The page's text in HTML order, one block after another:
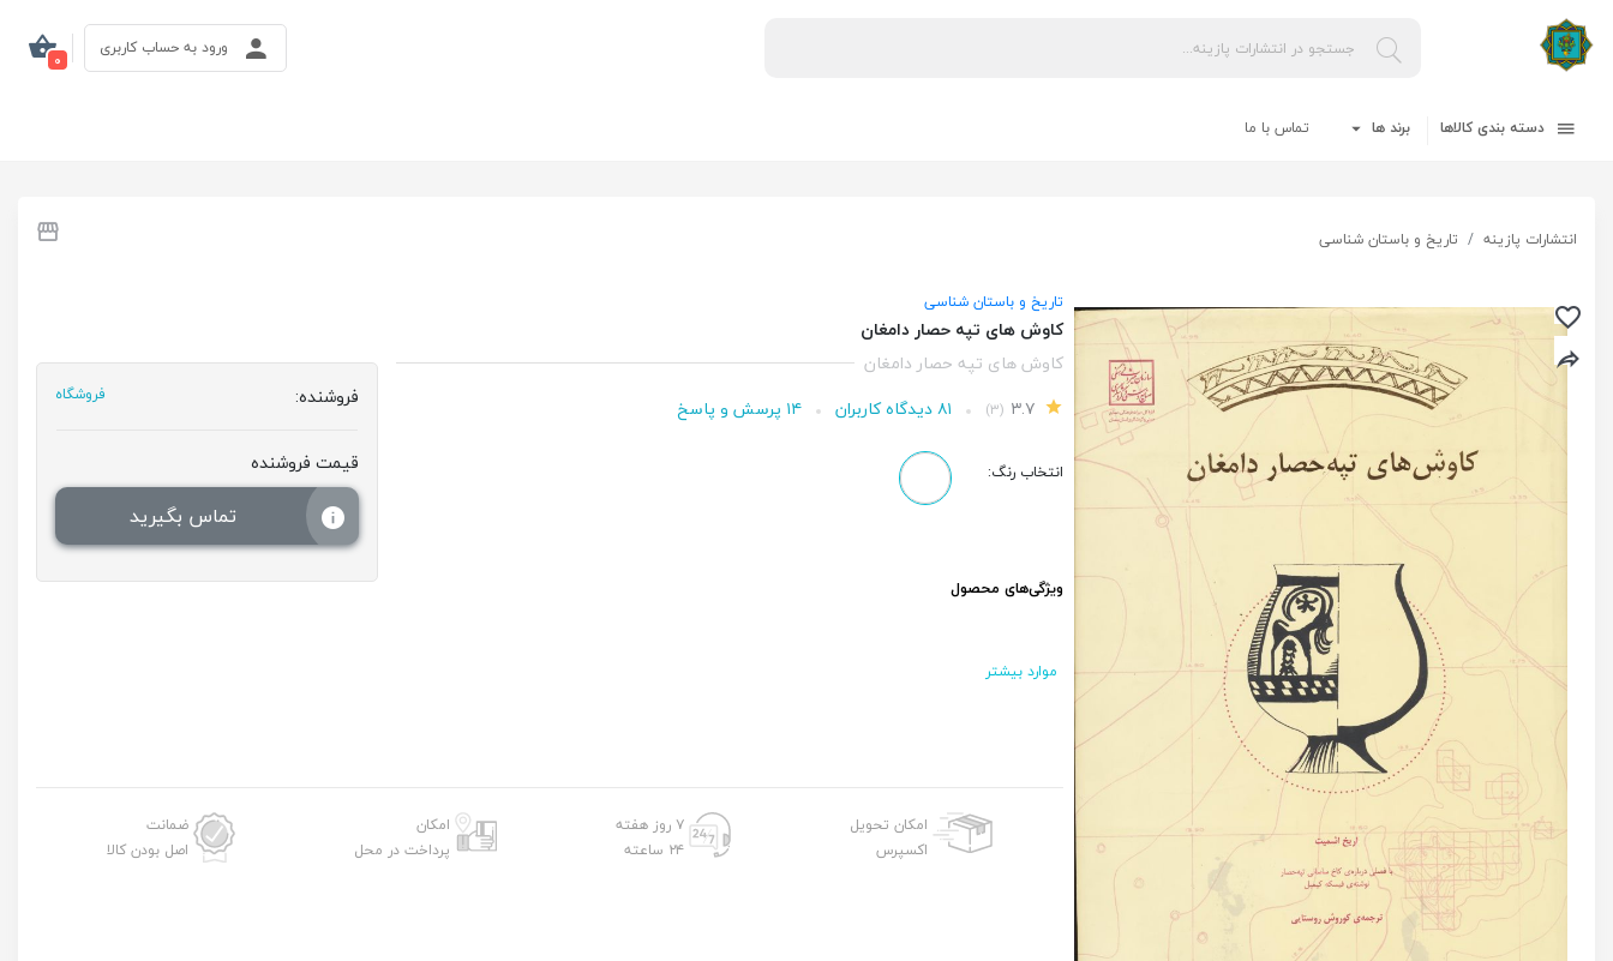
0
ورود به حساب کاربری
دسته بندی کالاها برند ها تماس با ما
انتشارات پازینه تاریخ و باستان شناسی
تاریخ و باستان شناسی
کاوش های تپه حصار دامغان
کاوش های تپه حصار دامغان
(۳) ۸۱ دیدگاه کاربران ۱۴ پرسش و پاسخ
انتخاب رنگ:
ویژگی‌های محصول
موارد بیشتر
فروشنده: فروشگاه
قیمت فروشنده
تماس بگیرید
امکان تحویل
اکسپرس
۷ روز هفته
۲۴ ساعته
امکان
پرداخت در محل
ضمانت
اصل بودن کالا